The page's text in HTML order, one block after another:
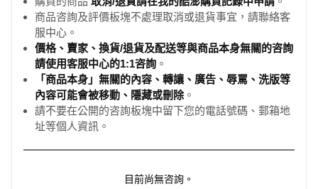
商品咨詢及評價板塊不處理取消或退貨事宜，請聯絡客
服中心。
價格、賣家、換貨/退貨及配送等與商品本身無關的咨詢
請使用客服中心的1:1咨詢 。
「商品本身」無關的內容、轉讓、廣告、辱罵、洗版等
內容可能會被移動、隱藏或刪除。
請不要在公開的咨詢板塊中留下您的電話號碼、郵箱地
址等個人資訊。
目前尚無咨詢。